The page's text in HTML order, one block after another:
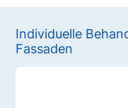
Individuelle
Fassaden